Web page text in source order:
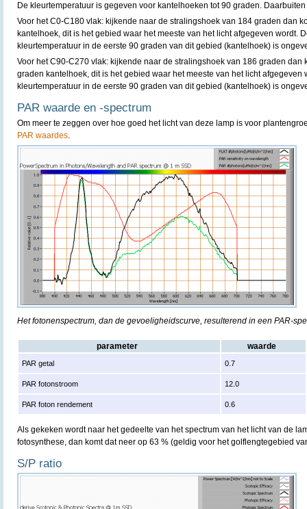
De kleurtemperatuur is gegeven voor kantelhoeken tot 90 graden.
Voor het C0-C180 vlak: kijkende naar de stralingshoek van 184 graden dan
kantelhoek, dit is het gebied waar het meeste van het licht afgegeven wordt.
kleurtemperatuur in de eerste 90 graden van dit gebied (kantelhoek) is
Voor het C90-C270 vlak: kijkende naar de stralingshoek van 186 graden dan
graden kantelhoek, dit is het gebied waar het meeste van het licht afgegeven
kleurtemperatuur in de eerste 90 graden van dit gebied (kantelhoek) is
PAR waarde en -spectrum
Om meer te zeggen over hoe goed het licht van deze lamp is voor
PAR waardes.
Het fotonenspectrum, dan de gevoeligheidscurve, resulterend in een PAR-
parameter waarde
PAR getal 0.7
PAR fotonstroom 12.0
PAR foton rendement 0.6
Als gekeken wordt naar het gedeelte van het spectrum van het licht van de
fotosynthese, dan komt dat neer op 63 % (geldig voor het golflengtegebied
S/P ratio